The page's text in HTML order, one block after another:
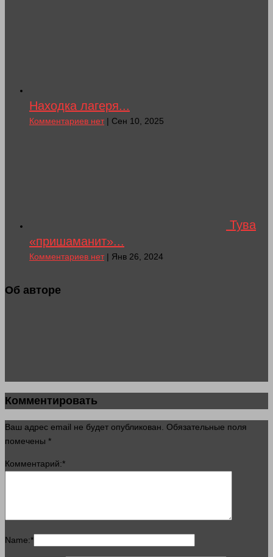
Находка лагеря...
Комментариев нет| Сен 10, 2025
Тува
«пришаманит»...
Комментариев нет| Янв 26, 2024
Об авторе
Комментировать
Ваш адрес email не будет опубликован. Обязательные поля
помечены *
Комментарий:*
Name:*